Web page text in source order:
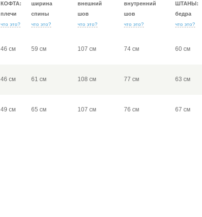
КОФТА:
плечи
что это?
ширина
спины
что это?
внешний
шов
что это?
внутренний
шов
что это?
ШТАНЫ:
бедра
что это?
46 см 59 см 107 см 74 см 60 см
46 см 61 см 108 см 77 см 63 см
49 см 65 см 107 см 76 см 67 см